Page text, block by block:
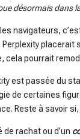
désormais dans
navigateurs,
placerait
cela pourrait
est passée du
de certaines
Reste à savoir
de rachat ou d’un